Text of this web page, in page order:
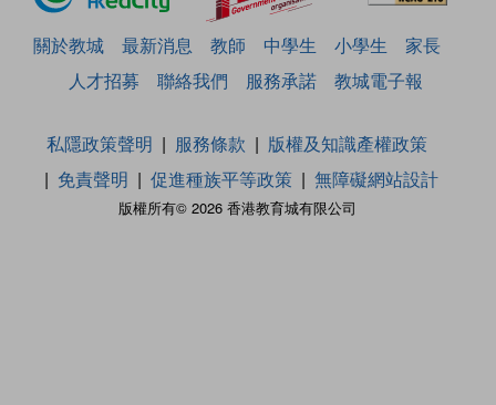
關於教城 最新消息 教師 中學生 小學生
家長
人才招募
聯絡我們 服務承諾 教城電子報
版權所有© 2026 香港教育城有限公司
私隱政策聲明 服務條款
版權及知識產權政策
免責聲明
促進種族平等政策 無障礙網站設計